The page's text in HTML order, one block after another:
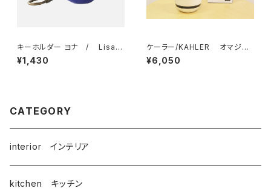
キーホルダー ヨナ / Lisa L
arson リサ・ラーソン
¥1,430
ケーラー/KAHLER オマジオ/
OMAGGIO ベース 125mm ブ
ラック
¥6,050
CATEGORY
interior インテリア
kitchen キッチン